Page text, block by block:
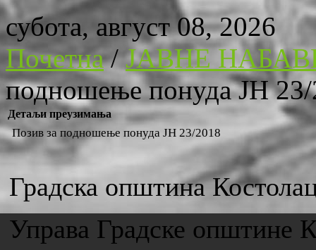
субота, август 08, 2026
Почетна/ЈАВНЕ
подношење понуда ЈН
Детаљи преузимања
Позив за подношење понуда ЈН 23/2018
Градска општина
Управа Градске општине